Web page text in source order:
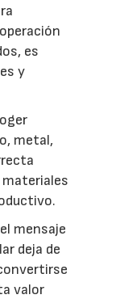
es
y
metal,
mensaje
deja de
valor